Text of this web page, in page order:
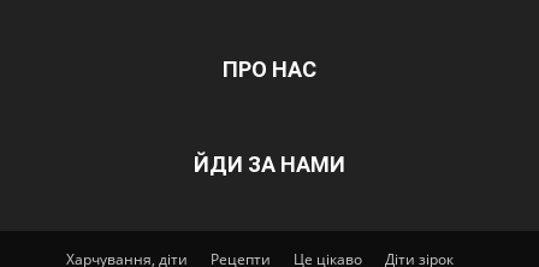
ПРО НАС
ЙДИ ЗА НАМИ
Харчування, діти Рецепти Це цікаво Діти зірок